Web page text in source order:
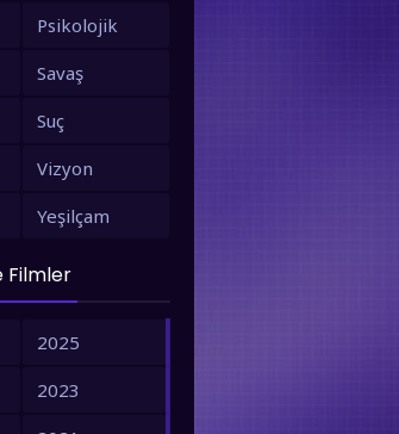
Psikolojik
Savaş
Suç
Vizyon
Yeşilçam
Filmler
2025
2023